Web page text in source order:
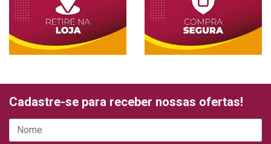
Cadastre-se para receber nossas ofertas!